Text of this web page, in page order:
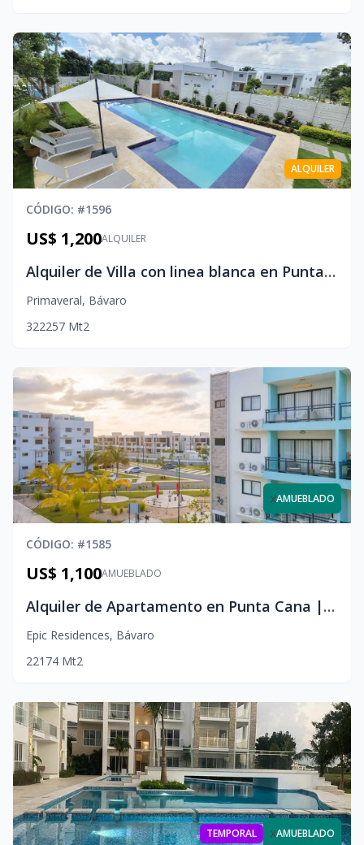
ALQUILER
CÓDIGO: #1596
ALQUILER
US$ 1,200
Alquiler de Villa con linea blanca en Punta Cana
Primaveral, Bávaro
322257 Mt2
xAMUEBLADO
CÓDIGO: #1585
AMUEBLADO
US$ 1,100
Alquiler de Apartamento en Punta Cana | 2 Habitaciones en Epic Sun Residences
Epic Residences, Bávaro
221 74 Mt2
TEMPORAL xAMUEBLADO